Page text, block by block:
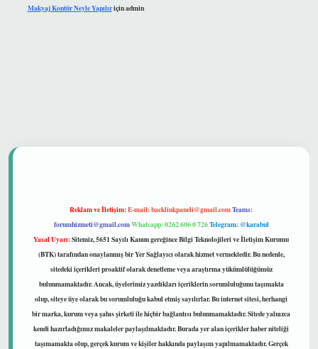
Makyaj Kontür Neyle Yapılıriçinadmin
Reklam ve İletişim:E-mail:backlinkpaneli@gmail.comTeams:
forumhizmeti@gmail.comWhatsapp: 0262 606 0 726Telegram: @karabul
Yasal Uyarı:Sitemiz, 5651 Sayılı Kanun gereğince Bilgi Teknolojileri ve İletişim Kurumu
(BTK) tarafından onaylanmış bir Yer Sağlayıcı olarak hizmet vermektedir. Bu nedenle,
sitedeki içerikleri proaktif olarak denetleme veya araştırma yükümlülüğümüz
bulunmamaktadır. Ancak, üyelerimiz yazdıkları içeriklerin sorumluluğunu taşımakta
olup, siteye üye olarak bu sorumluluğu kabul etmiş sayılırlar. Bu internet sitesi, herhangi
bir marka, kurum veya şahıs şirketi ile hiçbir bağlantısı bulunmamaktadır. Sitede yalnızca
kendi hazırladığımız makaleler paylaşılmaktadır. Burada yer alan içerikler haber niteliği
taşımamakta olup, gerçek kurum ve kişiler hakkında paylaşım yapılmamaktadır. Gerçek